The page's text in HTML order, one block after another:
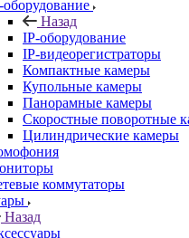
оборудование
Назад
IP-оборудование
IP-видеорегистраторы
Компактные камеры
Купольные камеры
Панорамные камеры
Скоростные поворотные
Цилиндрические камеры
коммутаторы
Назад